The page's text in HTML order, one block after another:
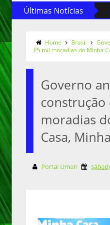
Últimas Notícias
Home Brasil
85 mil moradias do Minha
Governo
moradias
Casa,
Portal Umari